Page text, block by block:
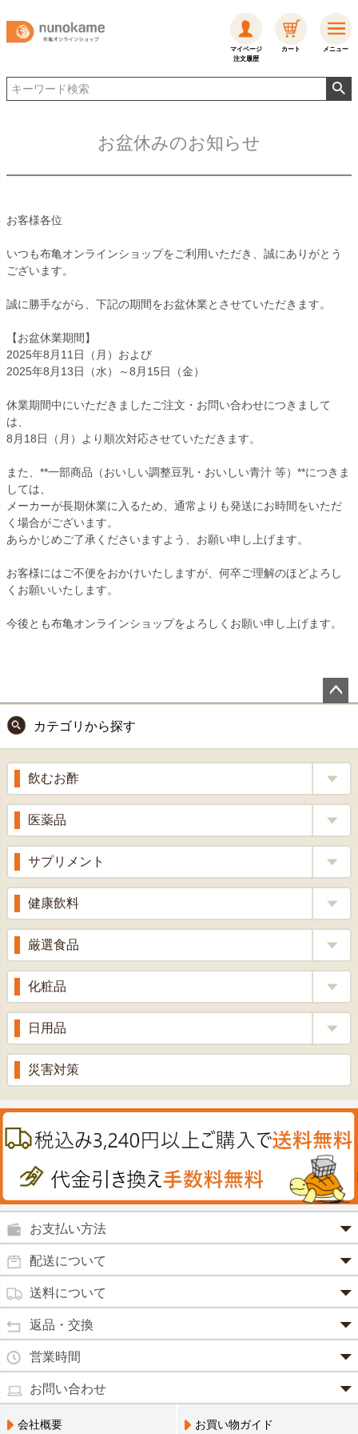
マイページ
注文履歴
カート メニュー
お盆休みのお知らせ
お客様各位
いつも布亀オンラインショップをご利用いただき、誠にありがとう
ございます。
誠に勝手ながら、下記の期間をお盆休業とさせていただきます。
【お盆休業期間】
2025年8月11日（月）および
2025年8月13日（水）～8月15日（金）
休業期間中にいただきましたご注文・お問い合わせにつきまして
は、
8月18日（月）より順次対応させていただきます。
また、**一部商品（おいしい調整豆乳・おいしい青汁 等）**につきま
しては、
メーカーが長期休業に入るため、通常よりも発送にお時間をいただ
く場合がございます。
あらかじめご了承くださいますよう、お願い申し上げます。
お客様にはご不便をおかけいたしますが、何卒ご理解のほどよろし
くお願いいたします。
今後とも布亀オンラインショップをよろしくお願い申し上げます。
ップ
へ
カテゴリから探す
飲むお酢
補酵素のちから
くろ酢
りんご酢
ざくろ酢
梅酢
医薬品
風邪薬
胃腸薬
整腸薬
解熱鎮痛剤
せきどめ
滋養強壮
消炎鎮痛剤
肌・皮膚のお薬
絆創膏
殺菌消毒液
鼻炎薬
強心剤
目薬
水虫薬
痔の薬
サプリメント
ウコン
乳酸菌
ローヤルゼリー
牡蠣エキス
プロポリス
プラセンタ
肝油
鉄
ノコギリヤシ
グルコサミン
田七人参
イチョウ葉
カルシウム
クロレラ
コラーゲン
ビフィズス
健康飲料
健康茶
漢方茶
青汁・豆乳
甘酒
健康ドリンク
厳選食品
もち麦・十六穀米
生姜
丼の素
のど飴
うどん・そば
喜多方ラーメン
カレー・シチュー
化粧品
美容品
スキンクリーム＆美容パック
ウオッシュ＆ソープ
日用品
入浴剤
災害対策
お支払い方法
クレジットカード(1 回払いのみ)
SSL 認証で暗号化処理していますので、 安心して
ご利用いただけます。
代金引換
宅配員に現金でお支払いください。手数料100円。
3,240円(税込)以上で手数料無料です。※ご注文者
のご住所とお届け先のご住所が 異なる場合はご利
配送について
商品は日本郵便にて発送致します。
通常2～4営業日以内に発送致します。 メーカー取り寄せ商
品、土日祝日、年末年始、弊社の休業日をはさむ場合は、4
～5営業日以上かかる場合もございます。
(営業日カレンダー参照)
※現在、救急箱・乳製品宅配をご利用のお客様は、担当営業
員によるお届けとさせていただきます。
送料について
通常商品
北海道・沖縄800円
送料無料
返品・交換
・お届け商品の交換・返品をご希望の場合は、
週間以内にメールまたはお電話にてご連絡ください。
・お客様のご都合による交換・返品の場合、送料はお客様負
担となります。また返金の際にかかる振込手数料はお客様の
ご負担となります。
営業時間
・営業時間は、9：00～17：00
となっております。（※土日祝祭日を除く）
・お電話でのご連絡は営業時間内にお願い致します。
お問い合わせ
電話でのお問い合わせ(平日9:00～17:00)
会社概要 お買い物ガイド